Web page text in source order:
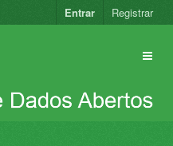
Entrar Registrar